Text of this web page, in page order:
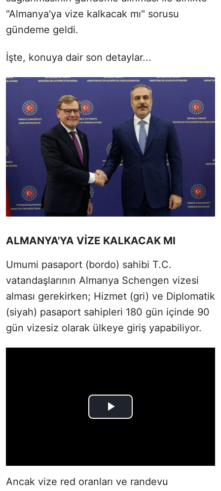
"Almanya'ya vize kalkacak mı" sorusu
gündeme geldi.
İşte, konuya dair son detaylar...
ALMANYA'YA VİZE KALKACAK MI
Umumi pasaport (bordo) sahibi T.C.
vatandaşlarının Almanya Schengen vizesi
alması gerekirken; Hizmet (gri) ve Diplomatik
(siyah) pasaport sahipleri 180 gün içinde 90
gün vizesiz olarak ülkeye giriş yapabiliyor.
Ancak vize red oranları ve randevu